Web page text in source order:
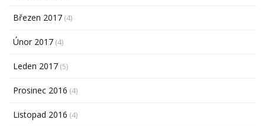
Březen 2017 (4)
Únor 2017 (4)
Leden 2017 (5)
Prosinec 2016 (4)
Listopad 2016 (4)